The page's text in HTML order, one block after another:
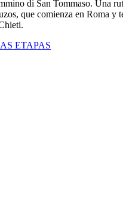
di San Tommaso. Una
que comienza en Roma y
ETAPAS